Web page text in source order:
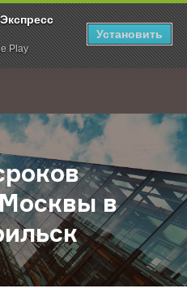
Play
Установить
Увеличение сроков доставки из
в